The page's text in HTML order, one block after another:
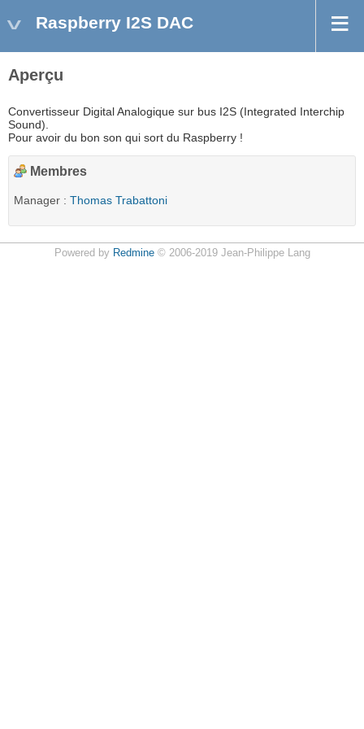
Raspberry I2S DAC
Aperçu
Convertisseur Digital Analogique sur bus I2S (Integrated Interchip
Sound).
Pour avoir du bon son qui sort du Raspberry !
Membres
Manager : Thomas Trabattoni
Powered by Redmine© 2006-2019 Jean-Philippe Lang